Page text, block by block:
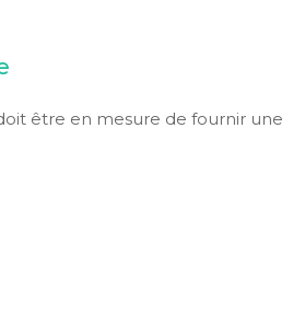
être en mesure de fournir une